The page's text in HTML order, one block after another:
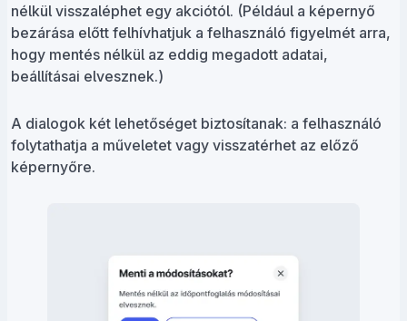
nélkül visszaléphet egy akciótól. (Például a képernyő
bezárása előtt felhívhatjuk a felhasználó figyelmét arra,
hogy mentés nélkül az eddig megadott adatai,
beállításai elvesznek.)
A dialogok két lehetőséget biztosítanak: a felhasználó
folytathatja a műveletet vagy visszatérhet az előző
képernyőre.